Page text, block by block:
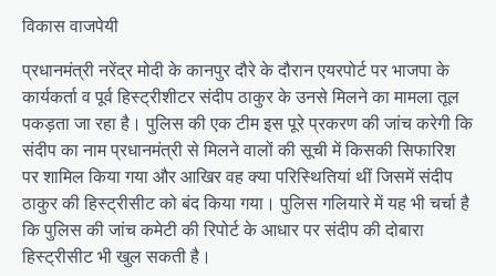
विकास वाजपेयी
प्रधानमंत्री नरेंद्र मोदी के कानपुर दौरे के दौरान एयरपोर्ट पर भाजपा के
कार्यकर्ता व पूर्व हिस्ट्रीशीटर संदीप ठाकुर के उनसे मिलने का मामला तूल
पकड़ता जा रहा है। पुलिस की एक टीम इस पूरे प्रकरण की जांच करेगी कि
संदीप का नाम प्रधानमंत्री से मिलने वालों की सूची में किसकी सिफारिश
पर शामिल किया गया और आखिर वह क्या परिस्थितियां थीं जिसमें संदीप
ठाकुर की हिस्ट्रीसीट को बंद किया गया। पुलिस गलियारे में यह भी चर्चा है
कि पुलिस की जांच कमेटी की रिपोर्ट के आधार पर संदीप की दोबारा
हिस्ट्रीसीट भी खुल सकती है।